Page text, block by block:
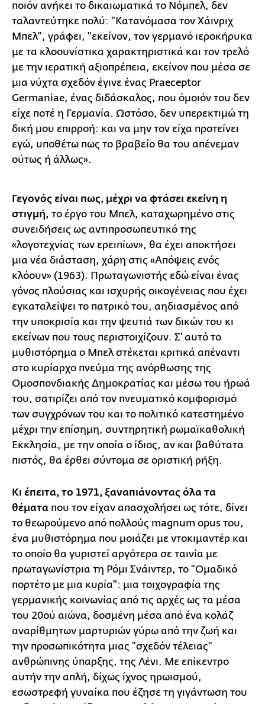
ποιόν ανήκει το δικαιωματικά το Νόμπελ, δεν
ταλαντεύτηκε πολύ: "Κατανόμασα τον Χάινριχ
Μπελ", γράφει, "εκείνον, τον γερμανό ιεροκήρυκα
με τα κλοουνίστικα χαρακτηριστικά και τον τρελό
με την ιερατική αξιοπρέπεια, εκείνον που μέσα σε
μια νύχτα σχεδόν έγινε ένας Praeceptor
Germaniae, ένας διδάσκαλος, που όμοιόν του δεν
είχε ποτέ η Γερμανία. Ωστόσο, δεν υπερεκτιμώ τη
δική μου επιρροή: και να μην τον είχα προτείνει
εγώ, υποθέτω πως το βραβείο θα του απένεμαν
ούτως ή άλλως».
Γεγονός είναι πως, μέχρι να φτάσει εκείνη η
στιγμή, το έργο του Μπελ, καταχωρημένο στις
συνειδήσεις ως αντιπροσωπευτικό της
«λογοτεχνίας των ερειπίων», θα έχει αποκτήσει
μια νέα διάσταση, χάρη στις «Απόψεις ενός
κλόουν» (1963). Πρωταγωνιστής εδώ είναι ένας
γόνος πλούσιας και ισχυρής οικογένειας που έχει
εγκαταλείψει το πατρικό του, αηδιασμένος από
την υποκρισία και την ψευτιά των δικών του κι
εκείνων που τους περιστοιχίζουν. Σ' αυτό το
μυθιστόρημα ο Μπελ στέκεται κριτικά απέναντι
στο κυρίαρχο πνεύμα της ανόρθωσης της
Ομοσπονδιακής Δημοκρατίας και μέσω του ήρωά
του, σατιρίζει από τον πνευματικό κομφορισμό
των συγχρόνων του και το πολιτικό κατεστημένο
μέχρι την επίσημη, συντηρητική ρωμαϊκαθολική
Εκκλησία, με την οποία ο ίδιος, αν και βαθύτατα
πιστός, θα έρθει σύντομα σε οριστική ρήξη.
Κι έπειτα, το 1971, ξαναπιάνοντας όλα τα
θέματα που τον είχαν απασχολήσει ως τότε, δίνει
το θεωρούμενο από πολλούς magnum opus του,
ένα μυθιστόρημα που μοιάζει με ντοκιμαντέρ και
το οποίο θα γυριστεί αργότερα σε ταινία με
πρωταγωνίστρια τη Ρόμι Σνάιντερ, το "Ομαδικό
πορτέτο με μια κυρία": μια τοιχογραφία της
γερμανικής κοινωνίας από τις αρχές ως τα μέσα
του 20ού αιώνα, δοσμένη μέσα από ένα κολάζ
αναρίθμητων μαρτυριών γύρω από την ζωή και
την προσωπικότητα μιας "σχεδόν τέλειας"
ανθρώπινης ύπαρξης, της Λένι. Με επίκεντρο
αυτήν την απλή, δίχως ίχνος ηρωισμού,
εσωστρεφή γυναίκα που έζησε τη γιγάντωση του